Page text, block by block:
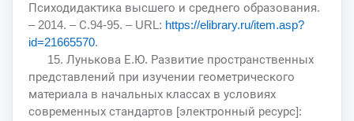
Психодидактика высшего и среднего образования.
– 2014. – С.94-95. – URL: https://elibrary.ru/item.asp?
id=21665570.
15. Лунькова Е.Ю. Развитие пространственных
представлений при изучении геометрического
материала в начальных классах в условиях
современных стандартов [электронный ресурс]: